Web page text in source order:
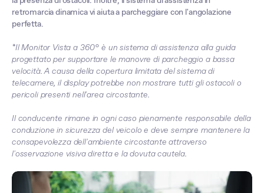
retromarcia dinamica vi aiuta a parcheggiare con l'angolazione
perfetta.
*Il Monitor Vista a 360° è un sistema di assistenza alla guida
progettato per supportare le manovre di parcheggio a bassa
velocità. A causa della copertura limitata del sistema di
telecamere, il display potrebbe non mostrare tutti gli ostacoli o
pericoli presenti nell'area circostante.
Il conducente rimane in ogni caso pienamente responsabile della
conduzione in sicurezza del veicolo e deve sempre mantenere la
consapevolezza dell'ambiente circostante attraverso
l'osservazione visiva diretta e la dovuta cautela.